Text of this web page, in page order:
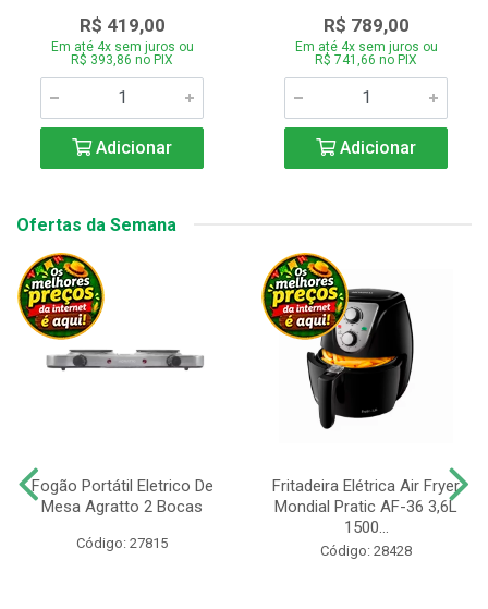
R$ 419,00
Em até 4x sem juros ou
R$ 393,86 no PIX
Adicionar
R$ 789,00
Em até 4x sem juros ou
R$ 741,66 no PIX
Adicionar
Ofertas da Semana
Fogão Portátil Eletrico De
Mesa Agratto 2 Bocas
Código: 27815
Fritadeira Elétrica Air Fryer
Mondial Pratic AF-36 3,6L
1500...
Código: 28428